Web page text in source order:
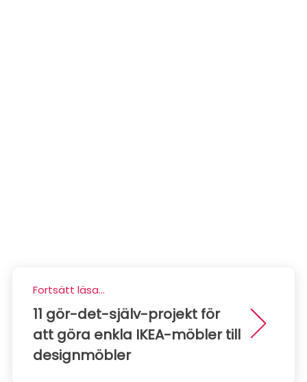
Fortsätt läsa...
11 gör-det-själv-projekt för
att göra enkla IKEA-möbler till
designmöbler